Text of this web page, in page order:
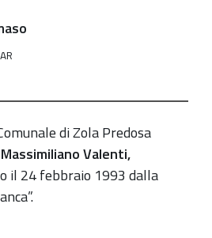
di Zola Predosa
Massimiliano Valenti,
il 24 febbraio 1993 dalla